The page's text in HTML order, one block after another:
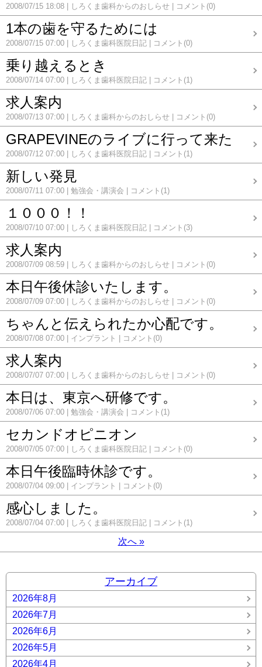
2008/07/15 18:08 しろくま歯科からのおしらせ コメント(0)
1本の歯を守るためには
2008/07/15 07:00 しろくま歯科医院日記 コメント(0)
乗り越えるとき
2008/07/14 07:00 しろくま歯科医院日記 コメント(1)
求人案内
2008/07/13 07:00 しろくま歯科からのおしらせ コメント(0)
GRAPEVINEのライブに行って来た
2008/07/12 07:00 しろくま歯科医院日記 コメント(1)
新しい発見
2008/07/11 07:00 勉強会・講演会 コメント(1)
１０００！！
2008/07/10 07:00 しろくま歯科医院日記 コメント(3)
求人案内
2008/07/09 08:59 しろくま歯科からのおしらせ コメント(0)
本日午後休診いたします。
2008/07/09 07:00 しろくま歯科からのおしらせ コメント(0)
ちゃんと伝えられたか心配です。
2008/07/08 07:00 インプラント コメント(0)
求人案内
2008/07/07 07:00 しろくま歯科からのおしらせ コメント(0)
本日は、東京へ研修です。
2008/07/06 07:00 勉強会・講演会 コメント(1)
セカンドオピニオン
2008/07/05 07:00 しろくま歯科医院日記 コメント(0)
本日午後臨時休診です。
2008/07/04 09:00 インプラント コメント(0)
感心しました。
2008/07/04 07:00 しろくま歯科医院日記 コメント(1)
次へ »
アーカイブ
2026年8月
2026年7月
2026年6月
2026年5月
2026年4月